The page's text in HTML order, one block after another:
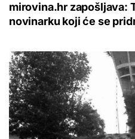
mirovina.hr zapošljava:
novinarku koji će se